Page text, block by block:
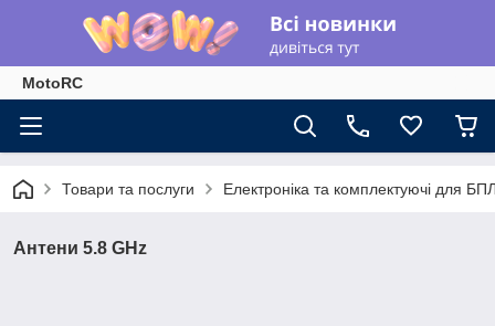
MotoRC
Товари та послуги Електроніка та комплектуючі для
Антени 5.8 GHz